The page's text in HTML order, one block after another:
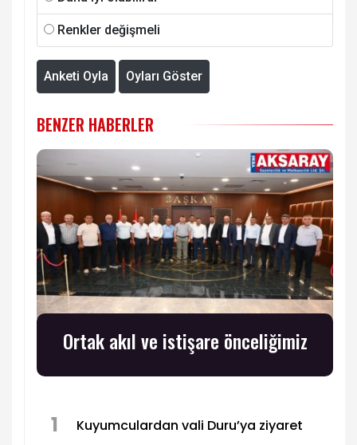
Renkler değişmeli
Anketi Oyla Oyları Göster
BENZER HABERLER
Ortak akıl ve istişare önceliğimiz
1 Kuyumculardan vali Duru’ya ziyaret